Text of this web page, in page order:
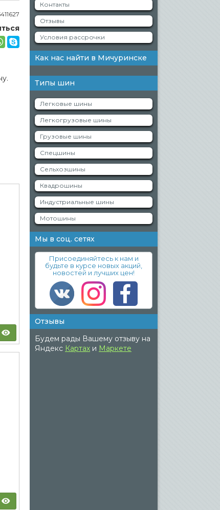
Контакты
Отзывы
Условия рассрочки
Как нас найти в Мичуринске
Типы шин
Легковые шины
Легкогрузовые шины
Грузовые шины
Спецшины
Сельхозшины
Квадрошины
Индустриальные шины
Мотошины
Мы в соц. сетях
Присоединяйтесь к нам и
будьте в курсе новых акций,
новостей и лучших цен!
Отзывы
Будем рады Вашему отзыву на
Яндекс Картах и Маркете